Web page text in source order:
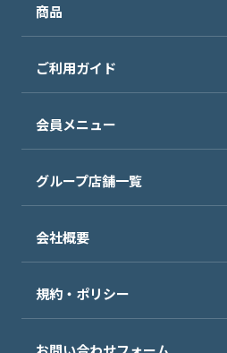
商品
ご利用ガイド
会員メニュー
グループ店舗一覧
会社概要
規約・ポリシー